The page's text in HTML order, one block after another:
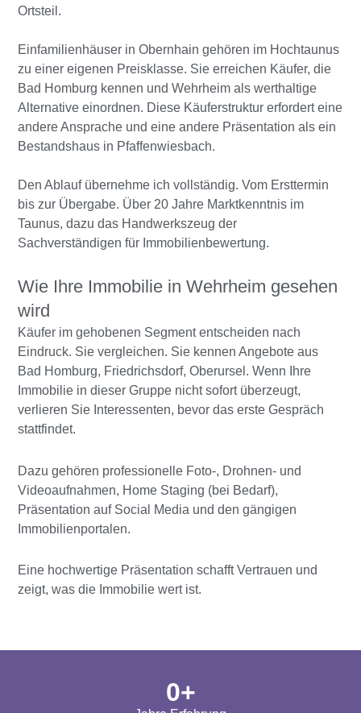
Ortsteil.
Einfamilienhäuser in Obernhain gehören im Hochtaunus
zu einer eigenen Preisklasse. Sie erreichen Käufer, die
Bad Homburg kennen und Wehrheim als werthaltige
Alternative einordnen. Diese Käuferstruktur erfordert eine
andere Ansprache und eine andere Präsentation als ein
Bestandshaus in Pfaffenwiesbach.
Den Ablauf übernehme ich vollständig. Vom Ersttermin
bis zur Übergabe. Über 20 Jahre Marktkenntnis im
Taunus, dazu das Handwerkszeug der
Sachverständigen für Immobilienbewertung.
Wie Ihre Immobilie in Wehrheim gesehen
wird
Käufer im gehobenen Segment entscheiden nach
Eindruck. Sie vergleichen. Sie kennen Angebote aus
Bad Homburg, Friedrichsdorf, Oberursel. Wenn Ihre
Immobilie in dieser Gruppe nicht sofort überzeugt,
verlieren Sie Interessenten, bevor das erste Gespräch
stattfindet.
Dazu gehören professionelle Foto-, Drohnen- und
Videoaufnahmen, Home Staging (bei Bedarf),
Präsentation auf Social Media und den gängigen
Immobilienportalen.
Eine hochwertige Präsentation schafft Vertrauen und
zeigt, was die Immobilie wert ist.
0+